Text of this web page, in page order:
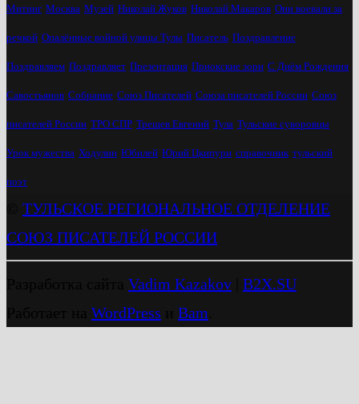
Митинг Москва Музей Николай Жуков Николай Макаров Они воевали за
речкой Опалённые войной улицы Тулы Писатель Поздравление
Поздравляем Поздравляет Презентация Приокские зори С Днём Рождения
Савостьянов Собрание Союз Писателей Союза писателей России Союз
писателей России ТРО СПР Трещев Евгений Тула Тульские суворовцы
Урок мужества Ходулин Юбилей Юрий Цкипури справочник тульский
поэт
ТУЛЬСКОЕ РЕГИОНАЛЬНОЕ ОТДЕЛЕНИЕ
СОЮЗ ПИСАТЕЛЕЙ РОССИИ
Vadim Kazakov
B2X.SU
WordPress Bam